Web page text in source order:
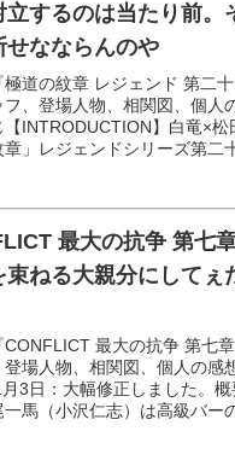
立するのは当たり前。
せなならんのや
道の紋章 レジェンド 第二
フ、登場人物、相関図、個
【INTRODUCTION】白竜×
章」レジェンドシリーズ第二
最大の抗争 第七
束ねる大親分にしてぇ
最大の抗争 第七
場人物、相関図、個人の感
3日：大幅修正しました。概
馬（小沢仁志）は高級バー